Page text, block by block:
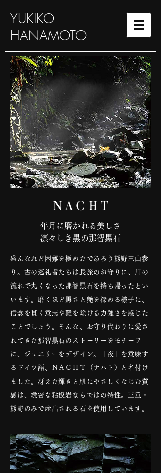
YUKIKO
HANAMOTO
盛んなれど困難を極めたであろう熊野三山参
り。古の巡礼者たちは長旅のお守りに、川の
流れで丸くなった那智黒石を持ち帰ったとい
います。磨くほど黒さと艶を深める様子に、
信念を貫く意志や難を除ける力強さを感じた
ことでしょう。そんな、お守り代わりに愛さ
れてきた那智黒石のストーリーをモチーフ
に、ジュエリーをデザイン。「夜」を意味す
るドイツ語、ＮＡＣＨＴ（ナハト）と名付け
ました。冴えた輝きと肌にやさしくなじむ質
感は、緻密な粘板岩ならではの特性。三重・
熊野のみで産出される石を使用しています。
年月に磨かれる美しさ
凛々しき黒の那智黒石